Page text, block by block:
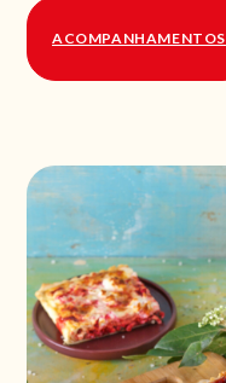
ACOMPANHAMENTOS